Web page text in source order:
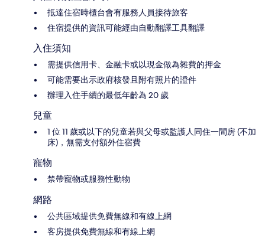
抵達住宿時櫃台會有服務人員接待旅客
住宿提供的資訊可能經由自動翻譯工具翻譯
入住須知
需提供信用卡、金融卡或以現金做為雜費的押金
可能需要出示政府核發且附有照片的證件
辦理入住手續的最低年齡為 20 歲
兒童
1 位 11 歲或以下的兒童若與父母或監護人同住一間房 (不加
床)，無需支付額外住宿費
寵物
禁帶寵物或服務性動物
網路
公共區域提供免費無線和有線上網
客房提供免費無線和有線上網